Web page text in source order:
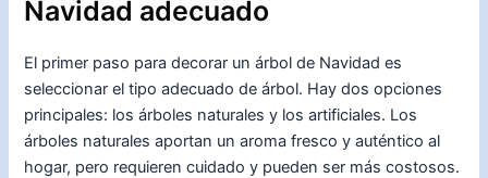
Navidad adecuado
El primer paso para decorar un árbol de Navidad es
seleccionar el tipo adecuado de árbol. Hay dos opciones
principales: los árboles naturales y los artificiales. Los
árboles naturales aportan un aroma fresco y auténtico al
hogar, pero requieren cuidado y pueden ser más costosos.